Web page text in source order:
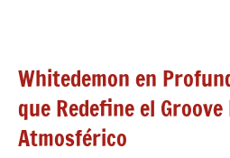
Whitedemon en
que Redefine el
Atmosférico